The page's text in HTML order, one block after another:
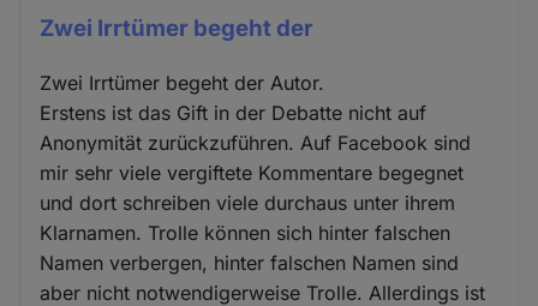
Zwei Irrtümer begeht der
Zwei Irrtümer begeht der Autor.
Erstens ist das Gift in der Debatte nicht auf
Anonymität zurückzuführen. Auf Facebook sind
mir sehr viele vergiftete Kommentare begegnet
und dort schreiben viele durchaus unter ihrem
Klarnamen. Trolle können sich hinter falschen
Namen verbergen, hinter falschen Namen sind
aber nicht notwendigerweise Trolle. Allerdings ist